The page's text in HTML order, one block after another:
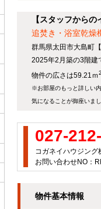
【スタッフから
追焚き・浴室乾
群馬県太田市大島町
2025年2月築の3階建
物件の広さは59.21ｍ2
※お部屋のもっと詳しい
気になることが御座いま
027-
コガネイハウジン
お問い合わせNO：
物件基本情報